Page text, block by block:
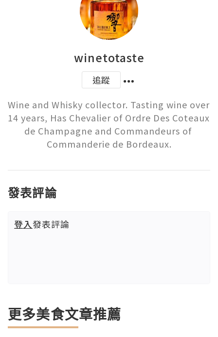
winetotaste
追蹤
Wine and Whisky collector. Tasting wine over
14 years, Has Chevalier of Ordre Des Coteaux
de Champagne and Commandeurs of
Commanderie de Bordeaux.
發表評論
登入發表評論
更多美食文章推薦